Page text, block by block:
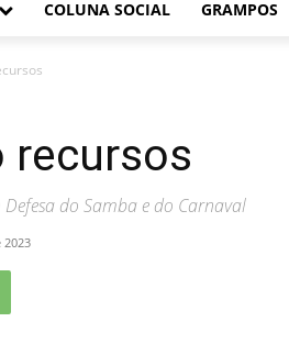
COLUNA SOCIAL GRAMPOS
recursos
do Samba e do Carnaval
2023